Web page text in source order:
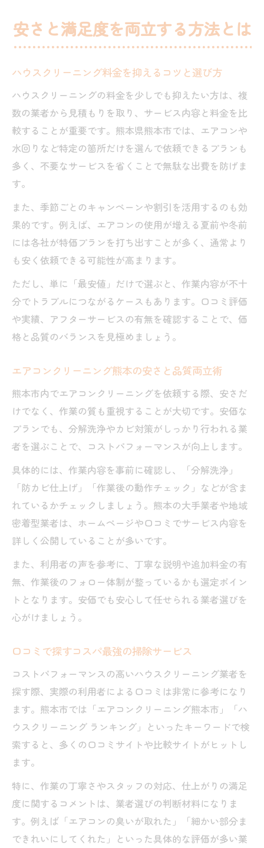
安さと満足度を両立する方法とは
ハウスクリーニング料金を抑えるコツと選び方
ハウスクリーニングの料金を少しでも抑えたい方は、複
数の業者から見積もりを取り、サービス内容と料金を比
較することが重要です。熊本県熊本市では、エアコンや
水回りなど特定の箇所だけを選んで依頼できるプランも
多く、不要なサービスを省くことで無駄な出費を防げま
す。
また、季節ごとのキャンペーンや割引を活用するのも効
果的です。例えば、エアコンの使用が増える夏前や冬前
には各社が特価プランを打ち出すことが多く、通常より
も安く依頼できる可能性が高まります。
ただし、単に「最安値」だけで選ぶと、作業内容が不十
分でトラブルにつながるケースもあります。口コミ評価
や実績、アフターサービスの有無を確認することで、価
格と品質のバランスを見極めましょう。
エアコンクリーニング熊本の安さと品質両立術
熊本市内でエアコンクリーニングを依頼する際、安さだ
けでなく、作業の質も重視することが大切です。安価な
プランでも、分解洗浄やカビ対策がしっかり行われる業
者を選ぶことで、コストパフォーマンスが向上します。
具体的には、作業内容を事前に確認し、「分解洗浄」
「防カビ仕上げ」「作業後の動作チェック」などが含ま
れているかチェックしましょう。熊本の大手業者や地域
密着型業者は、ホームページや口コミでサービス内容を
詳しく公開していることが多いです。
また、利用者の声を参考に、丁寧な説明や追加料金の有
無、作業後のフォロー体制が整っているかも選定ポイン
トとなります。安価でも安心して任せられる業者選びを
心がけましょう。
口コミで探すコスパ最強の掃除サービス
コストパフォーマンスの高いハウスクリーニング業者を
探す際、実際の利用者による口コミは非常に参考になり
ます。熊本市では「エアコンクリーニング熊本市」「ハ
ウスクリーニング ランキング」といったキーワードで検
索すると、多くの口コミサイトや比較サイトがヒットし
ます。
特に、作業の丁寧さやスタッフの対応、仕上がりの満足
度に関するコメントは、業者選びの判断材料になりま
す。例えば「エアコンの臭いが取れた」「細かい部分ま
できれいにしてくれた」といった具体的な評価が多い業